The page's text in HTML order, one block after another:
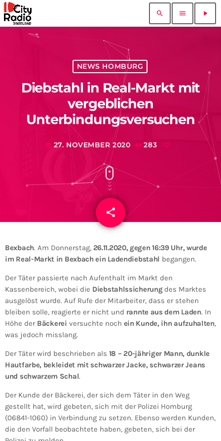
search menu play_arrow
NEWS HOMBURG
Diebstahl in Real-Markt mit
vergeblichen
Unterbindungsversuchen
today 27. NOVEMBER 2020 283
share
email
Bexbach. Am Donnerstag,26.11.2020, gegen 16:39 Uhr, wurde
im Real-Markt in Bexbach ein Ladendiebstahl begangen.
Der Täter passierte nach Aufenthalt im Markt den
Kassenbereich, wobei die Diebstahlssicherungdes Marktes
ausgelöst wurde. Auf Rufe der Mitarbeiter, dass er stehen
bleiben solle, reagierte er nicht und rannte aus dem Laden. In
Höhe der Bäckerei versuchte noch ein Kunde, ihn aufzuhalten,
was jedoch misslang.
Der Täter wird beschrieben als 18 – 20-jähriger Mann, dunkle
Hautfarbe, bekleidet mit schwarzer Jacke, schwarzer Jeans
und schwarzem Schal.
Der Kunde der Bäckerei, der sich dem Täter in den Weg
gestellt hat, wird gebeten, sich mit der Polizei Homburg
(06841-1060) in Verbindung zu setzen. Ebenso werden Kunden,
die den Vorfall beobachtete haben, gebeten, sich bei der